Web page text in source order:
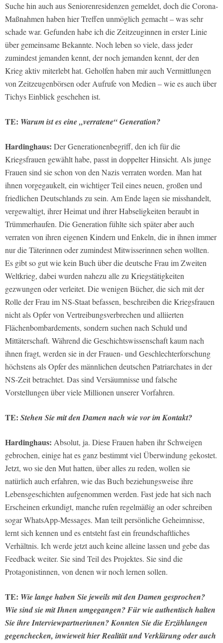
Suche hin auch aus Seniorenresidenzen gemeldet, doch die Corona-
Maßnahmen haben hier Treffen unmöglich gemacht – was sehr
schade war. Gefunden habe ich die Zeitzeuginnen in erster Linie
über gemeinsame Bekannte. Noch leben so viele, dass jeder
zumindest jemanden kennt, der noch jemanden kennt, der den
Krieg aktiv miterlebt hat. Geholfen haben mir auch Vermittlungen
von Zeitzeugenbörsen oder Aufrufe von Medien – wie es auch über
Tichys Einblick geschehen ist.
TE: Warum ist es eine „verratene“ Generation?
Hardinghaus: Der Generationenbegriff, den ich für die
Kriegsfrauen gewählt habe, passt in doppelter Hinsicht. Als junge
Frauen sind sie schon von den Nazis verraten worden. Man hat
ihnen vorgegaukelt, ein wichtiger Teil eines neuen, großen und
friedlichen Deutschlands zu sein. Am Ende lagen sie misshandelt,
vergewaltigt, ihrer Heimat und ihrer Habseligkeiten beraubt in
Trümmerhaufen. Die Generation fühlte sich später aber auch
verraten von ihren eigenen Kindern und Enkeln, die in ihnen immer
nur die Täterinnen oder zumindest Mitwisserinnen sehen wollten.
Es gibt so gut wie kein Buch über die deutsche Frau im Zweiten
Weltkrieg, dabei wurden nahezu alle zu Kriegstätigkeiten
gezwungen oder verleitet. Die wenigen Bücher, die sich mit der
Rolle der Frau im NS-Staat befassen, beschreiben die Kriegsfrauen
nicht als Opfer von Vertreibungsverbrechen und alliierten
Flächenbombardements, sondern suchen nach Schuld und
Mittäterschaft. Während die Geschichtswissenschaft kaum nach
ihnen fragt, werden sie in der Frauen- und Geschlechterforschung
höchstens als Opfer des männlichen deutschen Patriarchates in der
NS-Zeit betrachtet. Das sind Versäumnisse und falsche
Vorstellungen über viele Millionen unserer Vorfahren.
TE: Stehen Sie mit den Damen nach wie vor im Kontakt?
Hardinghaus: Absolut, ja. Diese Frauen haben ihr Schweigen
gebrochen, einige hat es ganz bestimmt viel Überwindung gekostet.
Jetzt, wo sie den Mut hatten, über alles zu reden, wollen sie
natürlich auch erfahren, wie das Buch beziehungsweise ihre
Lebensgeschichten aufgenommen werden. Fast jede hat sich nach
Erscheinen erkundigt, manche rufen regelmäßig an oder schreiben
sogar WhatsApp-Messages. Man teilt persönliche Geheimnisse,
lernt sich kennen und es entsteht fast ein freundschaftliches
Verhältnis. Ich werde jetzt auch keine alleine lassen und gebe das
Feedback weiter. Sie sind Teil des Projektes. Sie sind die
Protagonistinnen, von denen wir noch lernen sollen.
TE: Wie lange haben Sie jeweils mit den Damen gesprochen?
Wie sind sie mit Ihnen umgegangen? Für wie authentisch halten
Sie ihre Interviewpartnerinnen? Konnten Sie die Erzählungen
gegenchecken, inwieweit hier Realität und Verklärung oder auch